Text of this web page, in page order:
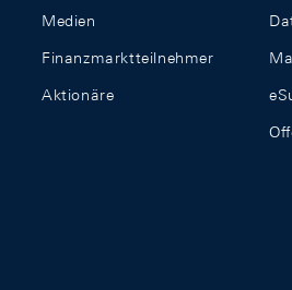
Medien
Finanzmarktteilnehmer
Aktionäre